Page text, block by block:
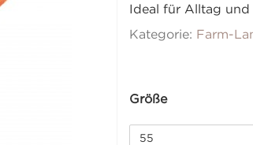
Ideal für Alltag
Kategorie: Farm-
Größe
55